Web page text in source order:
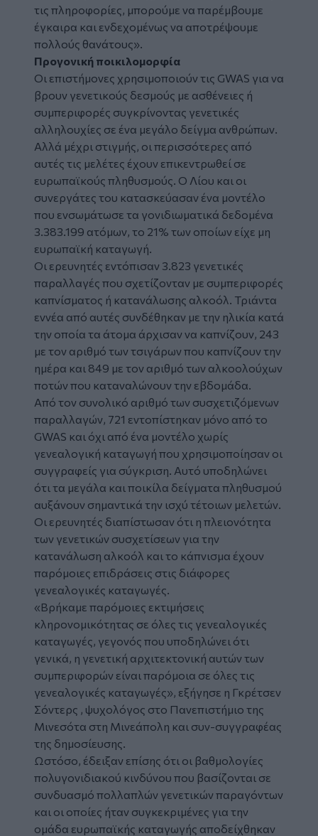
τις πληροφορίες, μπορούμε να παρέμβουμε
έγκαιρα και ενδεχομένως να αποτρέψουμε
πολλούς θανάτους».
Προγονική ποικιλομορφία
Οι επιστήμονες χρησιμοποιούν τις GWAS για να
βρουν γενετικούς δεσμούς με ασθένειες ή
συμπεριφορές συγκρίνοντας γενετικές
αλληλουχίες σε ένα μεγάλο δείγμα ανθρώπων.
Αλλά μέχρι στιγμής, οι περισσότερες από
αυτές τις μελέτες έχουν επικεντρωθεί σε
ευρωπαϊκούς πληθυσμούς. Ο Λίου και οι
συνεργάτες του κατασκεύασαν ένα μοντέλο
που ενσωμάτωσε τα γονιδιωματικά δεδομένα
3.383.199 ατόμων, το 21% των οποίων είχε μη
ευρωπαϊκή καταγωγή.
Οι ερευνητές εντόπισαν 3.823 γενετικές
παραλλαγές που σχετίζονταν με συμπεριφορές
καπνίσματος ή κατανάλωσης αλκοόλ. Τριάντα
εννέα από αυτές συνδέθηκαν με την ηλικία κατά
την οποία τα άτομα άρχισαν να καπνίζουν, 243
με τον αριθμό των τσιγάρων που καπνίζουν την
ημέρα και 849 με τον αριθμό των αλκοολούχων
ποτών που καταναλώνουν την εβδομάδα.
Από τον συνολικό αριθμό των συσχετιζόμενων
παραλλαγών, 721 εντοπίστηκαν μόνο από το
GWAS και όχι από ένα μοντέλο χωρίς
γενεαλογική καταγωγή που χρησιμοποίησαν οι
συγγραφείς για σύγκριση. Αυτό υποδηλώνει
ότι τα μεγάλα και ποικίλα δείγματα πληθυσμού
αυξάνουν σημαντικά την ισχύ τέτοιων μελετών.
Οι ερευνητές διαπίστωσαν ότι η πλειονότητα
των γενετικών συσχετίσεων για την
κατανάλωση αλκοόλ και το κάπνισμα έχουν
παρόμοιες επιδράσεις στις διάφορες
γενεαλογικές καταγωγές.
«Βρήκαμε παρόμοιες εκτιμήσεις
κληρονομικότητας σε όλες τις γενεαλογικές
καταγωγές, γεγονός που υποδηλώνει ότι
γενικά, η γενετική αρχιτεκτονική αυτών των
συμπεριφορών είναι παρόμοια σε όλες τις
γενεαλογικές καταγωγές», εξήγησε η Γκρέτσεν
Σόντερς , ψυχολόγος στο Πανεπιστήμιο της
Μινεσότα στη Μινεάπολη και συν-συγγραφέας
της δημοσίευσης.
Ωστόσο, έδειξαν επίσης ότι οι βαθμολογίες
πολυγονιδιακού κινδύνου που βασίζονται σε
συνδυασμό πολλαπλών γενετικών παραγόντων
και οι οποίες ήταν συγκεκριμένες για την
ομάδα ευρωπαϊκής καταγωγής αποδείχθηκαν